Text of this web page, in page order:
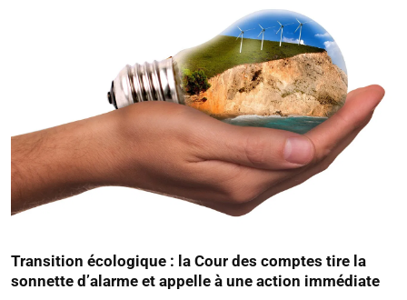
Transition écologique : la Cour des comptes tire la
sonnette d’alarme et appelle à une action immédiate